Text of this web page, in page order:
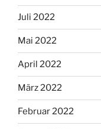
Juli 2022
Mai 2022
April 2022
März 2022
Februar 2022